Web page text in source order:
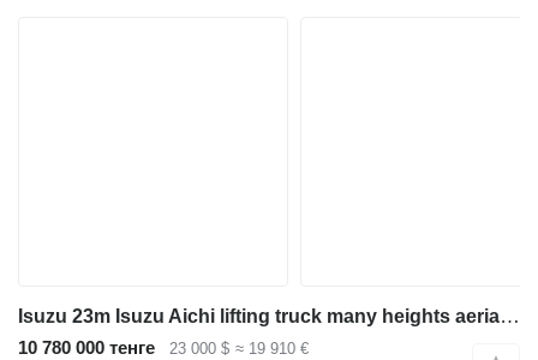
Isuzu 23m Isuzu Aichi lifting truck many heights aerial platform truck
10 780 000 тенге 23 000 $ ≈ 19 910 €